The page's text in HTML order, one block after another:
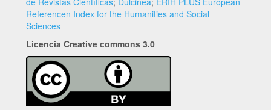
Referencen Index for the Humanities and Social
Sciences
Licencia Creative commons 3.0